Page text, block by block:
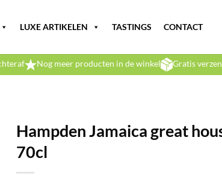
LUXE ARTIKELEN TASTINGS CONTACT
Nog meer producten in de winkel Gratis
Hampden Jamaica great
70cl